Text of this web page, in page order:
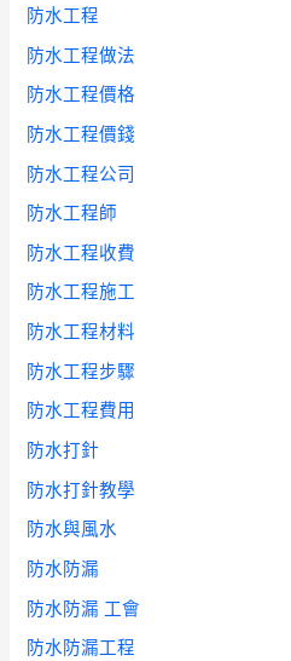
防水工程
防水工程做法
防水工程價格
防水工程價錢
防水工程公司
防水工程師
防水工程收費
防水工程施工
防水工程材料
防水工程步驟
防水工程費用
防水打針
防水打針教學
防水與風水
防水防漏
防水防漏 工會
防水防漏工程